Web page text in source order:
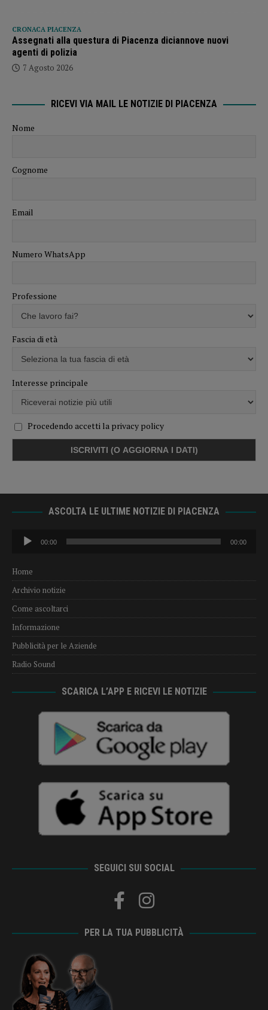
CRONACA PIACENZA
Assegnati alla questura di Piacenza diciannove nuovi
agenti di polizia
7 Agosto 2026
RICEVI VIA MAIL LE NOTIZIE DI PIACENZA
Nome
Cognome
Email
Numero WhatsApp
Professione
Fascia di età
Interesse principale
Procedendo accetti la privacy policy
ASCOLTA LE ULTIME NOTIZIE DI PIACENZA
Audio
Player
00:00 00:00
Home
Archivio notizie
Come ascoltarci
Informazione
Pubblicità per le Aziende
Radio Sound
SCARICA L’APP E RICEVI LE NOTIZIE
SEGUICI SUI SOCIAL
PER LA TUA PUBBLICITÀ